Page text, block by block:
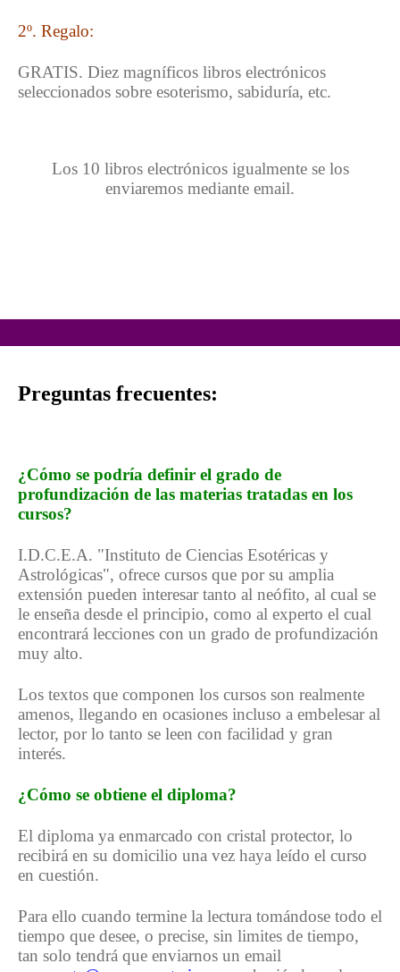
2º. Regalo:
GRATIS. Diez magníficos libros electrónicos
seleccionados sobre esoterismo, sabiduría, etc.
Los 10 libros electrónicos igualmente se los
enviaremos mediante email.
Preguntas frecuentes:
¿Cómo se podría definir el grado de
profundización de las materias tratadas en los
cursos?
I.D.C.E.A. "Instituto de Ciencias Esotéricas y
Astrológicas", ofrece cursos que por su amplia
extensión pueden interesar tanto al neófito, al cual se
le enseña desde el principio, como al experto el cual
encontrará lecciones con un grado de profundización
muy alto.
Los textos que componen los cursos son realmente
amenos, llegando en ocasiones incluso a embelesar al
lector, por lo tanto se leen con facilidad y gran
interés.
¿Cómo se obtiene el diploma?
El diploma ya enmarcado con cristal protector, lo
recibirá en su domicilio una vez haya leído el curso
en cuestión.
Para ello cuando termine la lectura tomándose todo el
tiempo que desee, o precise, sin limites de tiempo,
tan solo tendrá que enviarnos un email